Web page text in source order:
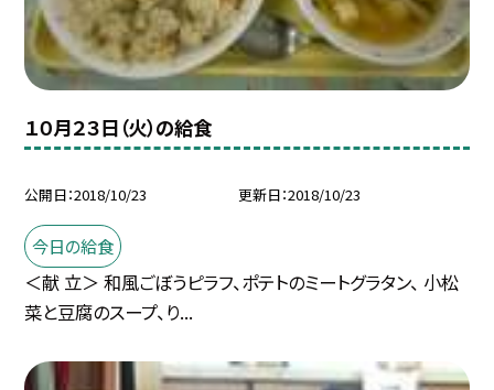
１０月２３日（火）の給食
公開日 2018/10/23 更新日 2018/10/23
今日の給食
＜献 立＞ 和風ごぼうピラフ、ポテトのミートグラタン、 小松
菜と豆腐のスープ、り...